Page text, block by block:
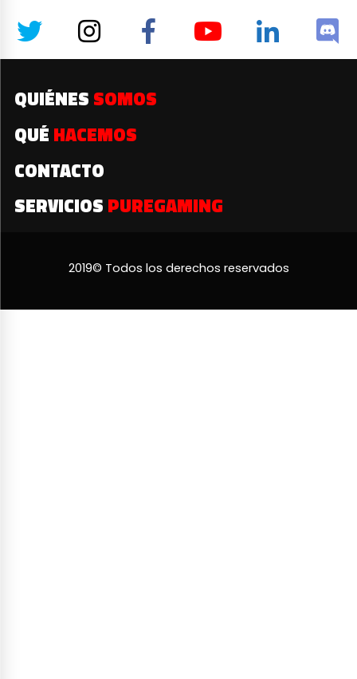
QUIÉNES SOMOS
QUÉ HACEMOS
CONTACTO
SERVICIOS PUREGAMING
2019© Todos los derechos reservados